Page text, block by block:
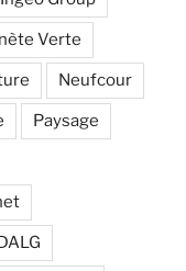
Verte
Neufcour
Paysage